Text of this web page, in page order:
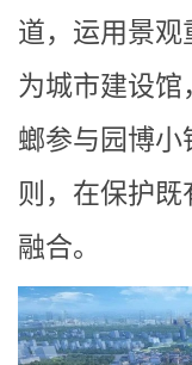
道，运用景
为城市建设
螂参与园博
则，在保护
融合。